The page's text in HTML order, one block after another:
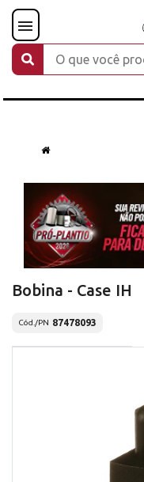
Bobina - Case IH
Cód./PN 87478093